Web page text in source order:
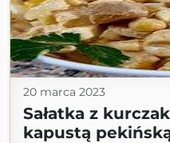
20 marca 2023
Sałatka z
kapustą